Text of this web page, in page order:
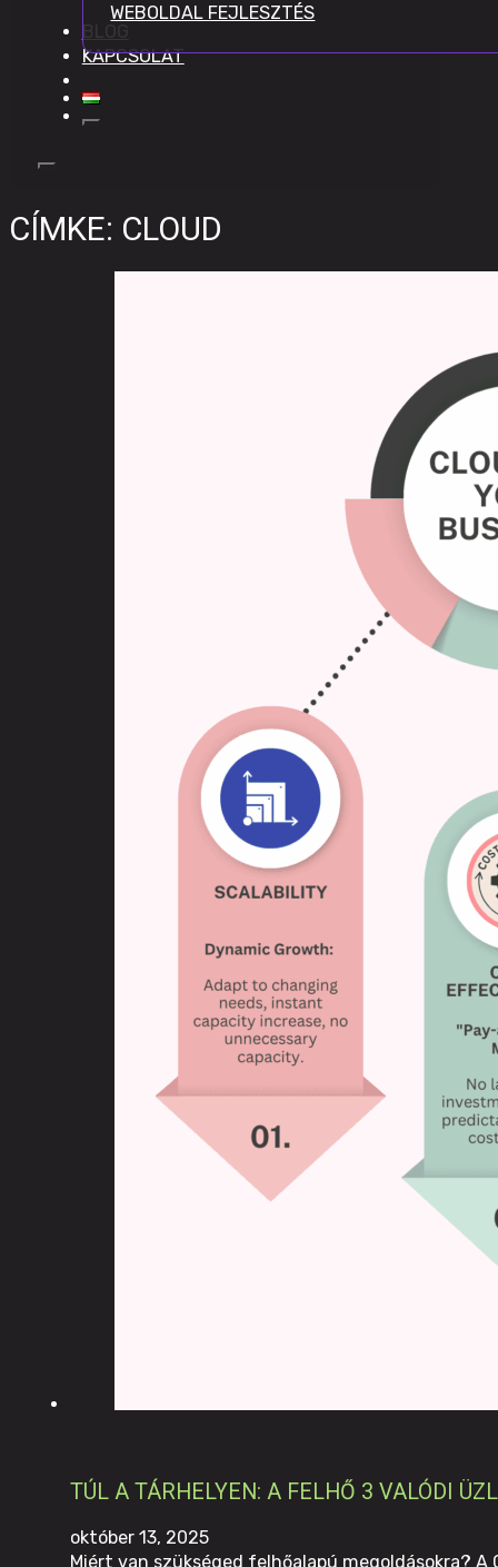
WEBOLDAL FEJLESZTÉS
KAPCSOLAT
CÍMKE: CLOUD
TÚL A TÁRHELYEN: A FELHŐ 3 VALÓDI
október 13, 2025
Miért van szükséged felhőalapú megoldásokra?